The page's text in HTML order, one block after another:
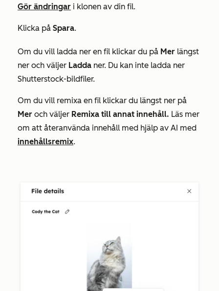
Gör ändringar i klonen av din fil.
Klicka på Spara.
Om du vill ladda ner en fil klickar du på Mer längst
ner och väljer Ladda ner. Du kan inte ladda ner
Shutterstock-bildfiler.
Om du vill remixa en fil klickar du längst ner på
Mer och väljer Remixa till annat innehåll. Läs mer
om att återanvända innehåll med hjälp av AI med
innehållsremix.